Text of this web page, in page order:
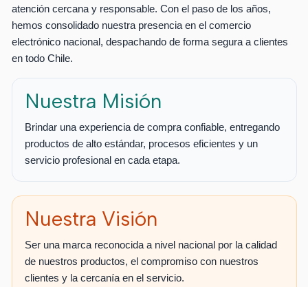
atención cercana y responsable. Con el paso de los años,
hemos consolidado nuestra presencia en el comercio
electrónico nacional, despachando de forma segura a clientes
en todo Chile.
Nuestra Misión
Brindar una experiencia de compra confiable, entregando
productos de alto estándar, procesos eficientes y un
servicio profesional en cada etapa.
Nuestra Visión
Ser una marca reconocida a nivel nacional por la calidad
de nuestros productos, el compromiso con nuestros
clientes y la cercanía en el servicio.